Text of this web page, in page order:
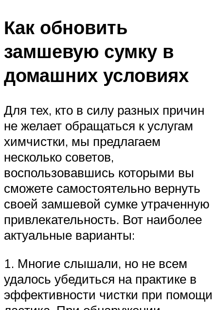
Как обновить
замшевую сумку в
домашних условиях
Для тех, кто в силу разных причин
не желает обращаться к услугам
химчистки, мы предлагаем
несколько советов,
воспользовавшись которыми вы
сможете самостоятельно вернуть
своей замшевой сумке утраченную
привлекательность. Вот наиболее
актуальные варианты:
1. Многие слышали, но не всем
удалось убедиться на практике в
эффективности чистки при помощи